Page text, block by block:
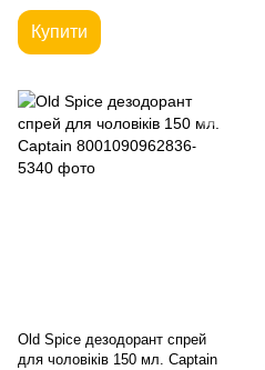
Купити
Old Spice дезодорант спрей
для чоловіків 150 мл. Captain